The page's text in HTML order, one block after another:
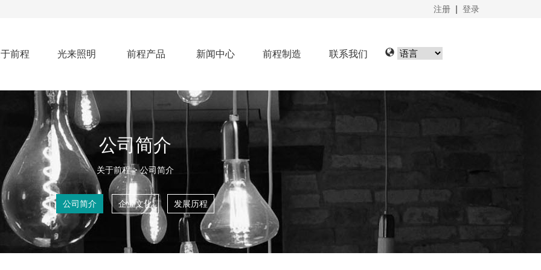
注册 | 登录
前程 光来照明 前程产品 新闻中心 前程制造 联系我们
公司简介
关于前程 > 公司简介
公司简介 企业文化 发展历程